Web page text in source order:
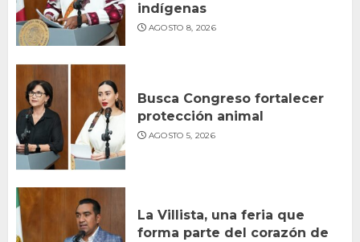
indígenas
AGOSTO 8, 2026
Busca Congreso fortalecer
protección animal
AGOSTO 5, 2026
La Villista, una feria que
forma parte del corazón de